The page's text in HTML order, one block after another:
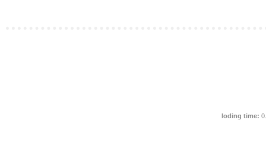
loding time: